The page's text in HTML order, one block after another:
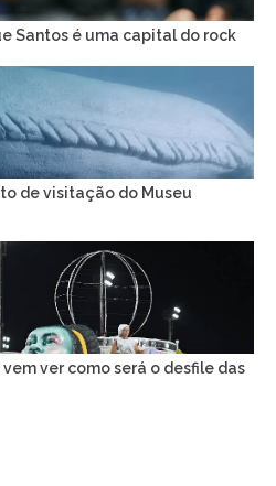
Santos é uma capital do rock
de visitação do Museu
ver como será o desfile das